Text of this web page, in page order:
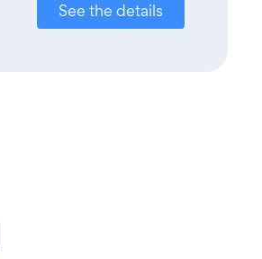
See the details